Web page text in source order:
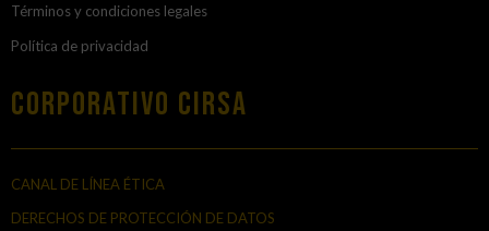
Términos y condiciones legales
Política de privacidad
Corporativo Cirsa
CANAL DE LÍNEA ÉTICA
DERECHOS DE PROTECCIÓN DE DATOS